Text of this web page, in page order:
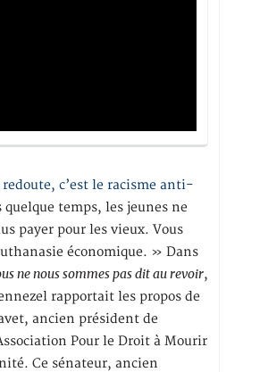
redoute, c’est le racisme anti-
quelque temps, les jeunes ne
payer pour les vieux. Vous
économique. » Dans
ne nous sommes pas dit au revoir,
rapportait les propos de
ancien président de
Pour le Droit à Mourir
Ce sénateur, ancien